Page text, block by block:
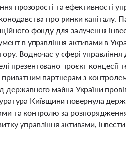
прозорості та ефективності
про ринки капіталу.
фонду для залучення
управління активами в
Водночас у сфері
презентовано проєкт концесії
партнерам з
майна України
Київщини повернула
та контролю за
управління активами,